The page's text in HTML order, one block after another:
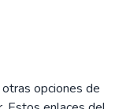
otras opciones de